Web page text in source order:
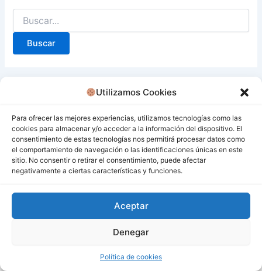
Utilizamos Cookies
Para ofrecer las mejores experiencias, utilizamos tecnologías como las
cookies para almacenar y/o acceder a la información del dispositivo. El
consentimiento de estas tecnologías nos permitirá procesar datos como
el comportamiento de navegación o las identificaciones únicas en este
sitio. No consentir o retirar el consentimiento, puede afectar
negativamente a ciertas características y funciones.
Aceptar
Denegar
Política de cookies
Todos los derechos © 2026 San Miguel De Los Bancos |